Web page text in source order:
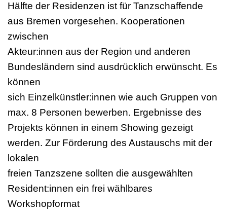
Hälfte der Residenzen ist für Tanzschaffende
aus Bremen vorgesehen. Kooperationen
zwischen
Akteur:innen aus der Region und anderen
Bundesländern sind ausdrücklich erwünscht. Es
können
sich Einzelkünstler:innen wie auch Gruppen von
max. 8 Personen bewerben. Ergebnisse des
Projekts können in einem Showing gezeigt
werden. Zur Förderung des Austauschs mit der
lokalen
freien Tanzszene sollten die ausgewählten
Resident:innen ein frei wählbares
Workshopformat